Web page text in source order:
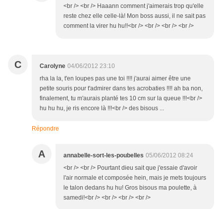
<br /> <br /> Haaann comment j'aimerais trop qu'elle
reste chez elle celle-là! Mon boss aussi, il ne sait pas
comment la virer hu hu!!<br /> <br /> <br /> <br />
C Carolyne 04/06/2012 23:10
rha la la, t'en loupes pas une toi !!!! j'aurai aimer être une
petite souris pour t'admirer dans tes acrobaties !!!! ah ba non,
finalement, tu m'aurais planté tes 10 cm sur la queue !!!<br />
hu hu hu, je ris encore là !!!<br /> des bisous ...
Répondre
A annabelle-sort-les-poubelles 05/06/2012 08:24
<br /> <br /> Pourtant dieu sait que j'essaie d'avoir
l'air normale et composée hein, mais je mets toujours
le talon dedans hu hu! Gros bisous ma poulette, à
samedi!<br /> <br /> <br /> <br />